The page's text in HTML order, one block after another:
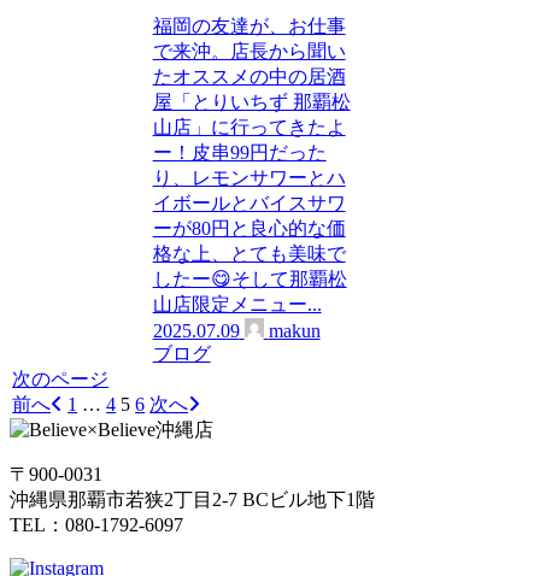
福岡の友達が、お仕事
で来沖。店長から聞い
たオススメの中の居酒
屋「とりいちず 那覇松
山店」に行ってきたよ
ー！皮串99円だった
り、レモンサワーとハ
イボールとバイスサワ
ーが80円と良心的な価
格な上、とても美味で
したー😋そして那覇松
山店限定メニュー...
2025.07.09
makun
ブログ
次のページ
前へ
1 … 4 5 6 次へ
〒900-0031
沖縄県那覇市若狭2丁目2-7 BCビル地下1階
TEL：080-1792-6097